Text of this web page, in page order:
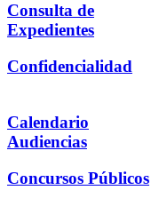
Consulta de
Expedientes
Confidencialidad
Calendario
Audiencias
Concursos Públicos